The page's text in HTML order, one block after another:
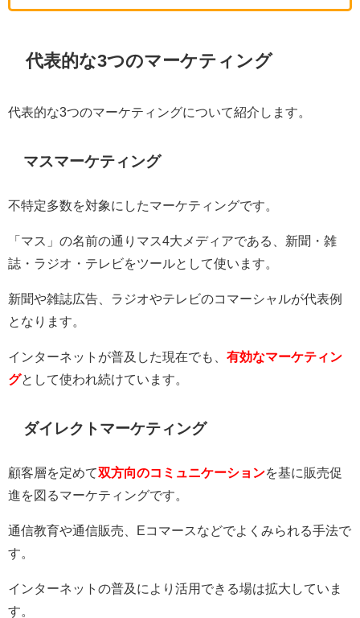
代表的な3つのマーケティング
代表的な3つのマーケティングについて紹介します。
マスマーケティング
不特定多数を対象にしたマーケティングです。
「マス」の名前の通りマス4大メディアである、新聞・雑
誌・ラジオ・テレビをツールとして使います。
新聞や雑誌広告、ラジオやテレビのコマーシャルが代表例
となります。
インターネットが普及した現在でも、 有効なマーケティン
グとして使われ続けています。
ダイレクトマーケティング
顧客層を定めて双方向のコミュニケーションを基に販売促
進を図るマーケティングです。
通信教育や通信販売、Eコマースなどでよくみられる手法で
す。
インターネットの普及により活用できる場は拡大していま
す。